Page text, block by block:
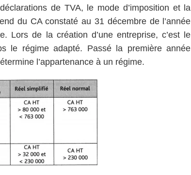
de TVA, le mode d’imposition et la
du CA constaté au 31 décembre de l’année
Lors de la création d’une entreprise, c’est le
le régime adapté. Passé la première année
l’appartenance à un régime.